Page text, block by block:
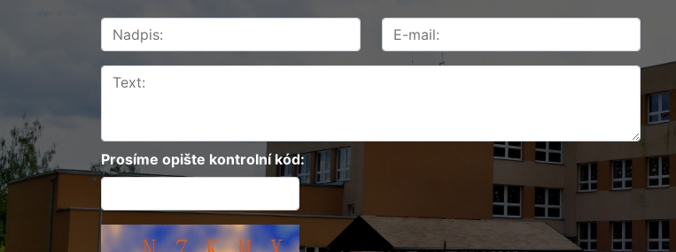
Prosíme opište kontrolní kód: